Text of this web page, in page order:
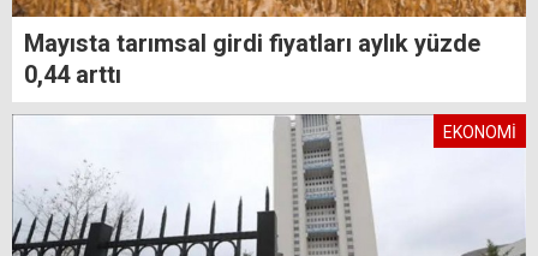
Mayısta tarımsal girdi fiyatları aylık yüzde
0,44 arttı
EKONOMİ